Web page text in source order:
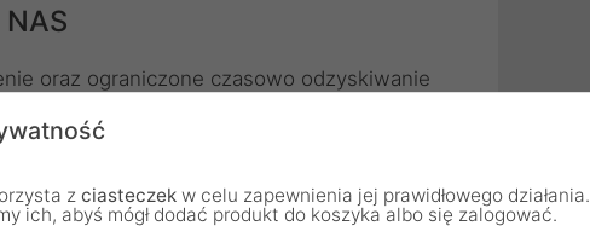
oraz ograniczone czasowo odzyskiwanie
najlepszą w swojej klasie wydajność RAID w
z ciasteczek w celu zapewnienia jej prawidłowego działania.
ich, abyś mógł dodać produkt do koszyka albo się zalogować.